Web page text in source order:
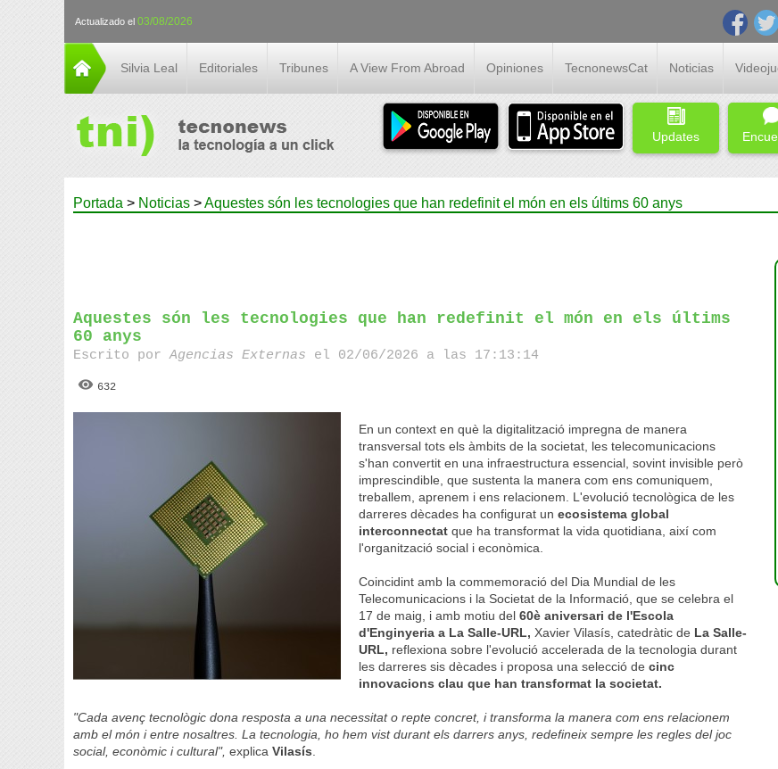
Actualizado el 03/08/2026
Silvia Leal Editoriales Tribunes A View From Abroad Opiniones TecnonewsCat Noticias
Updates
Portada > Noticias >Aquestes són les tecnologies que han redefinit el món en els últims 60 anys
Aquestes són les tecnologies que han redefinit el món en els últims
60 anys
Escrito porAgencias Externas el 02/06/2026 a las 17:13:14
632
En un context en què la digitalització impregna de manera
transversal tots els àmbits de la societat, les telecomunicacions
s'han convertit en una infraestructura essencial, sovint invisible però
imprescindible, que sustenta la manera com ens comuniquem,
treballem, aprenem i ens relacionem. L'evolució tecnològica de les
darreres dècades ha configurat unecosistema global
interconnectat que ha transformat la vida quotidiana, així com
l'organització social i econòmica.
Coincidint amb la commemoració del Dia Mundial de les
Telecomunicacions i la Societat de la Informació, que se celebra el
17 de maig, i amb motiu del60è aniversari de l'Escola
d'Enginyeria a La Salle-URL, Xavier Vilasís,catedràtic de La Salle-
URL, reflexiona sobre l'evolució accelerada de la tecnologia durant
les darreres sis dècades i proposa una selecció decinc
innovacions clau que han transformat la societat.
"Cada avenç tecnològic dona resposta a una necessitat o repte concret, i transforma la manera com ens relacionem
amb el món i entre nosaltres. La tecnologia, ho hem vist durant els darrers anys, redefineix sempre les regles del joc
social, econòmic i cultural",explicaVilasís